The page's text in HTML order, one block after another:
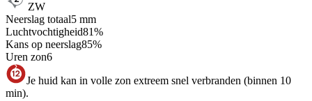
ZW
Neerslag totaal5 mm
Luchtvochtigheid81%
Kans op neerslag85%
Uren zon6
Je huid kan in volle zon extreem snel verbranden (binnen 10
min).